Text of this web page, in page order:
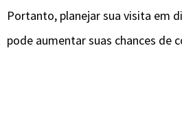
Portanto, planejar sua visita em
pode aumentar suas chances de